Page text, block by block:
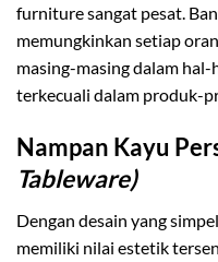
furniture sangat pesat.
memungkinkan setiap
masing-masing dalam
terkecuali dalam produk-
Nampan Kayu
Tableware)
Dengan desain yang
memiliki nilai estetik